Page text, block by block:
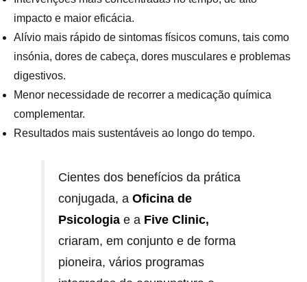
impacto e maior eficácia.
Alívio mais rápido de sintomas físicos comuns, tais como
insónia, dores de cabeça, dores musculares e problemas
digestivos.
Menor necessidade de recorrer a medicação química
complementar.
Resultados mais sustentáveis ao longo do tempo.
Cientes dos benefícios da prática
conjugada, a Oficina de
Psicologia e a Five Clinic,
criaram, em conjunto e de forma
pioneira, vários programas